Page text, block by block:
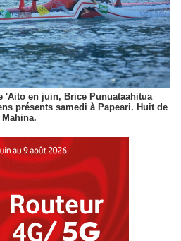
'Aito en juin, Brice Punuataahitua
présents samedi à Papeari. Huit de